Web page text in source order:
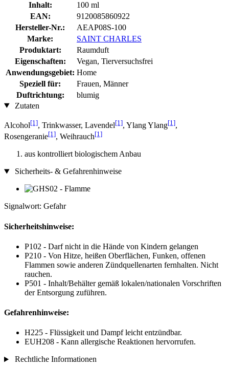
Inhalt:
100 ml
EAN:
9120085860922
Hersteller-Nr.:
AEAP08S-100
Marke:
SAINT CHARLES
Produktart:
Raumduft
Eigenschaften:
Vegan, Tierversuchsfrei
Anwendungsgebiet: Home
Speziell für:
Frauen, Männer
Duftrichtung:
blumig
Zutaten
Alcohol[1], Trinkwasser, Lavendel[1], Ylang Ylang[1],
Rosengeranie[1], Weihrauch[1]
aus kontrolliert biologischem Anbau
Sicherheits- & Gefahrenhinweise
Signalwort: Gefahr
Sicherheitshinweise:
P102 - Darf nicht in die Hände von Kindern gelangen
P210 - Von Hitze, heißen Oberflächen, Funken, offenen
Flammen sowie anderen Zündquellenarten fernhalten. Nicht
rauchen.
P501 - Inhalt/Behälter gemäß lokalen/nationalen Vorschriften
der Entsorgung zuführen.
Gefahrenhinweise:
H225 - Flüssigkeit und Dampf leicht entzündbar.
EUH208 - Kann allergische Reaktionen hervorrufen.
Rechtliche Informationen